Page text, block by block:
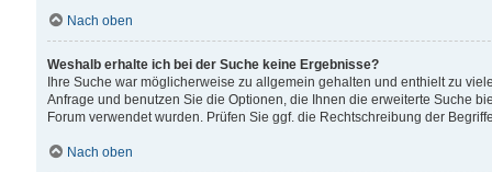
Nach oben
Weshalb erhalte ich bei der Suche keine Ergebnisse?
Ihre Suche war möglicherweise zu allgemein gehalten und enthielt zu
Anfrage und benutzen Sie die Optionen, die Ihnen die erweiterte Suche
Forum verwendet wurden. Prüfen Sie ggf. die Rechtschreibung der
Nach oben